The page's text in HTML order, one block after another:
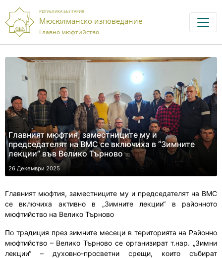
РЕПУБЛИКА БЪЛГАРИЯ
Мюсюлманско изповедание
Главно мюфтийство
Главният мюфтия, заместниците му и
председателят на ВМС се включиха в “Зимните
лекции” във Велико Търново
26 Декември 2025
Главният мюфтия, заместниците му и председателят на ВМС
се включиха активно в „Зимните лекции“ в районното
мюфтийство на Велико Търново
По традиция през зимните месеци в територията на Районно
мюфтийство – Велико Търново се организират т.нар. „Зимни
лекции“ – духовно-просветни срещи, които събират